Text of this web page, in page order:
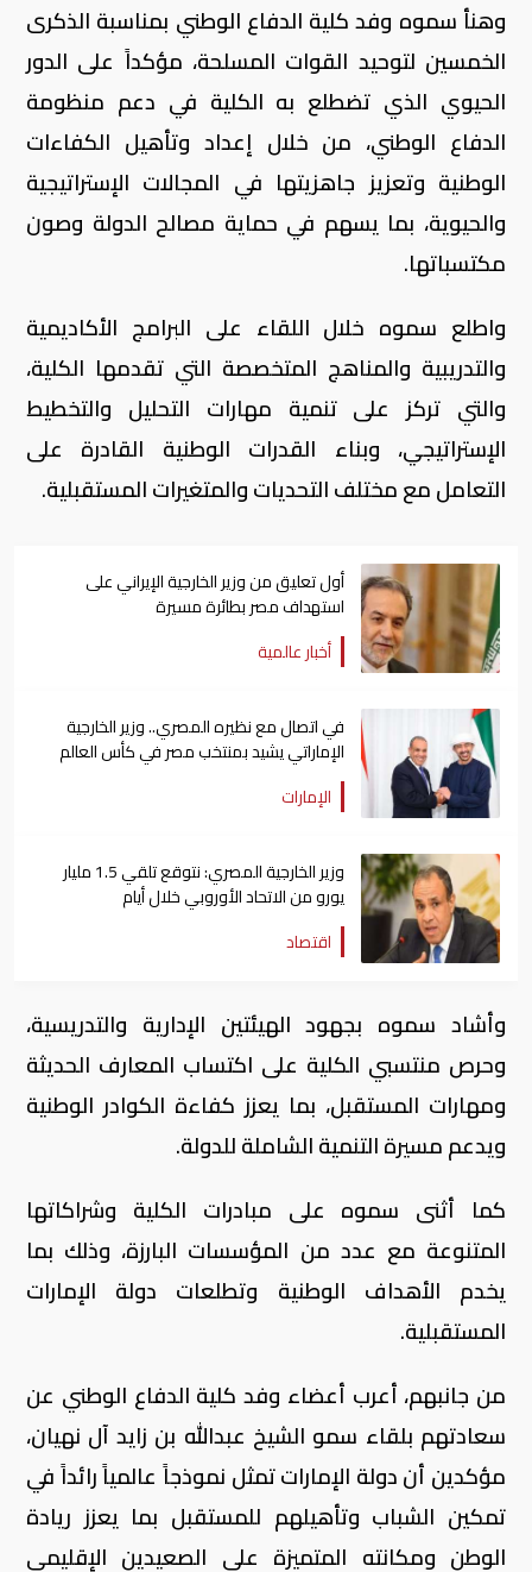
وهنأ سموه وفد كلية الدفاع الوطني بمناسبة الذكرى
الخمسين لتوحيد القوات المسلحة، مؤكداً على الدور
الحيوي الذي تضطلع به الكلية في دعم منظومة
الدفاع الوطني، من خلال إعداد وتأهيل الكفاءات
الوطنية وتعزيز جاهزيتها في المجالات الإستراتيجية
والحيوية، بما يسهم في حماية مصالح الدولة وصون
مكتسباتها.
واطلع سموه خلال اللقاء على البرامج الأكاديمية
والتدريبية والمناهج المتخصصة التي تقدمها الكلية،
والتي تركز على تنمية مهارات التحليل والتخطيط
الإستراتيجي، وبناء القدرات الوطنية القادرة على
التعامل مع مختلف التحديات والمتغيرات المستقبلية.
أول تعليق من وزير الخارجية الإيراني على
استهداف مصر بطائرة مسيرة
أخبار عالمية
في اتصال مع نظيره المصري.. وزير الخارجية
الإماراتي يشيد بمنتخب مصر في كأس العالم
الإمارات
وزير الخارجية المصري: نتوقع تلقي 1.5 مليار
يورو من الاتحاد الأوروبي خلال أيام
اقتصاد
وأشاد سموه بجهود الهيئتين الإدارية والتدريسية،
وحرص منتسبي الكلية على اكتساب المعارف الحديثة
ومهارات المستقبل، بما يعزز كفاءة الكوادر الوطنية
ويدعم مسيرة التنمية الشاملة للدولة.
كما أثنى سموه على مبادرات الكلية وشراكاتها
المتنوعة مع عدد من المؤسسات البارزة، وذلك بما
يخدم الأهداف الوطنية وتطلعات دولة الإمارات
المستقبلية.
من جانبهم، أعرب أعضاء وفد كلية الدفاع الوطني عن
سعادتهم بلقاء سمو الشيخ عبدالله بن زايد آل نهيان،
مؤكدين أن دولة الإمارات تمثل نموذجاً عالمياً رائداً في
تمكين الشباب وتأهيلهم للمستقبل بما يعزز ريادة
الوطن ومكانته المتميزة على الصعيدين الإقليمي